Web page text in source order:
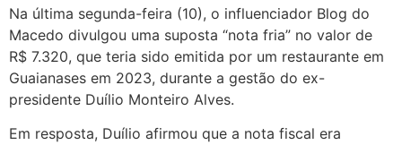
Na última segunda-feira (10), o influenciador Blog do
Macedo divulgou uma suposta “nota fria” no valor de
R$ 7.320, que teria sido emitida por um restaurante em
Guaianases em 2023, durante a gestão do ex-
presidente Duílio Monteiro Alves.
Em resposta, Duílio afirmou que a nota fiscal era